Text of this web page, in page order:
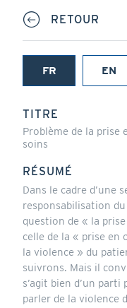
RETOUR
FR
(onglet
EN
TITRE
Problème de la prise
soins
RÉSUMÉ
Dans le cadre d’une
responsabilisation
question de « la
celle de la « prise en
la violence » du
suivrons. Mais il
s’agit bien d’un
parler de la violence